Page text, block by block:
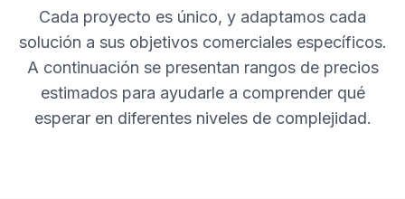
Cada proyecto es único, y adaptamos cada
solución a sus objetivos comerciales específicos.
A continuación se presentan rangos de precios
estimados para ayudarle a comprender qué
esperar en diferentes niveles de complejidad.